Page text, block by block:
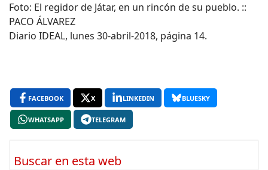
Foto: El regidor de Játar, en un rincón de su pueblo. ::
PACO ÁLVAREZ
Diario IDEAL, lunes 30-abril-2018, página 14.
FACEBOOK X LINKEDIN BLUESKY
WHATSAPP TELEGRAM
Buscar en esta web